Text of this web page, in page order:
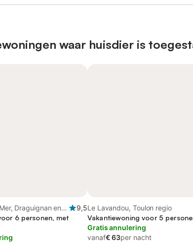
waar huisdier is
Draguignan en
9,5
6 personen, met
Le Lavandou, Toulon regio
Vakantiewoning voor 5
Gratis annulering
vanaf€ 63per nacht